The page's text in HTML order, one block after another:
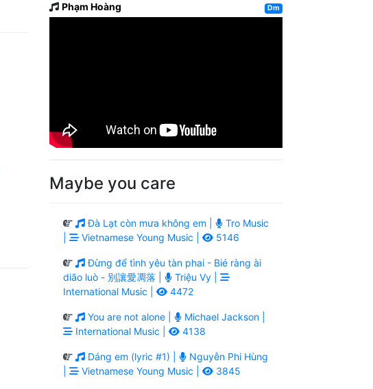
Phạm Hoàng Dm
Maybe you care
Đà Lạt còn mưa không em |
Tro Music
Vietnamese Young Music | 5146
Đừng để tình yêu tàn phai - Bié ràng ài
diāo luò - 別讓愛凋落 |
Triệu Vy |
International Music |
4472
You are not alone |
Michael Jackson |
International Music |
4138
Dáng em (lyric #1) |
Nguyễn Phi Hùng
Vietnamese Young Music | 3845